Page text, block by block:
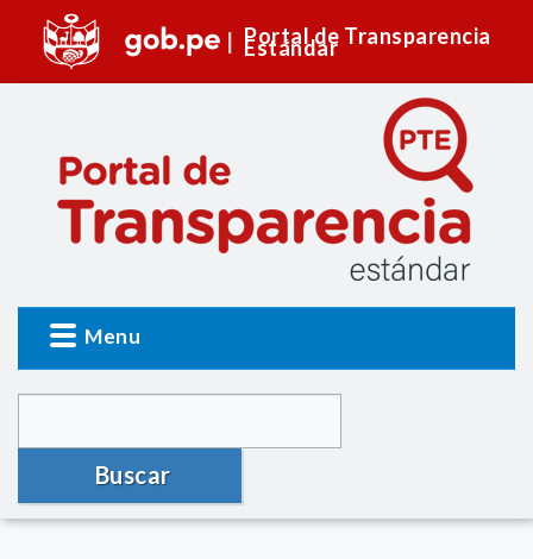
Portal de Transparencia
Estándar
Menu
Buscar